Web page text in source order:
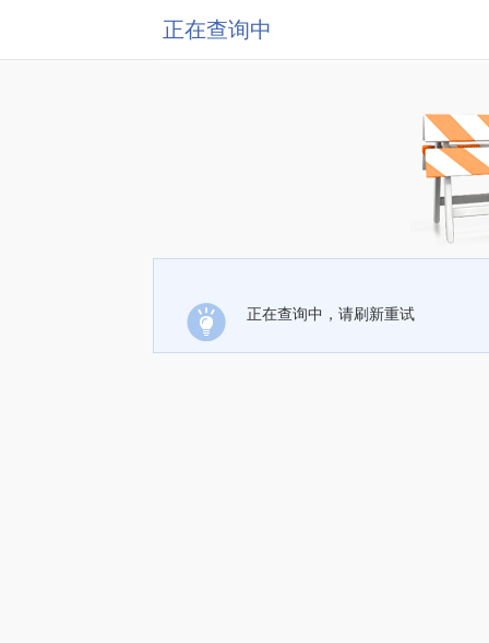
正在查询中
正在查询中，请刷新重试